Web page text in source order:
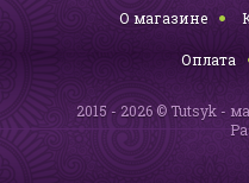
О магазине
Оплата
2015 - 2026 © Tutsyk -